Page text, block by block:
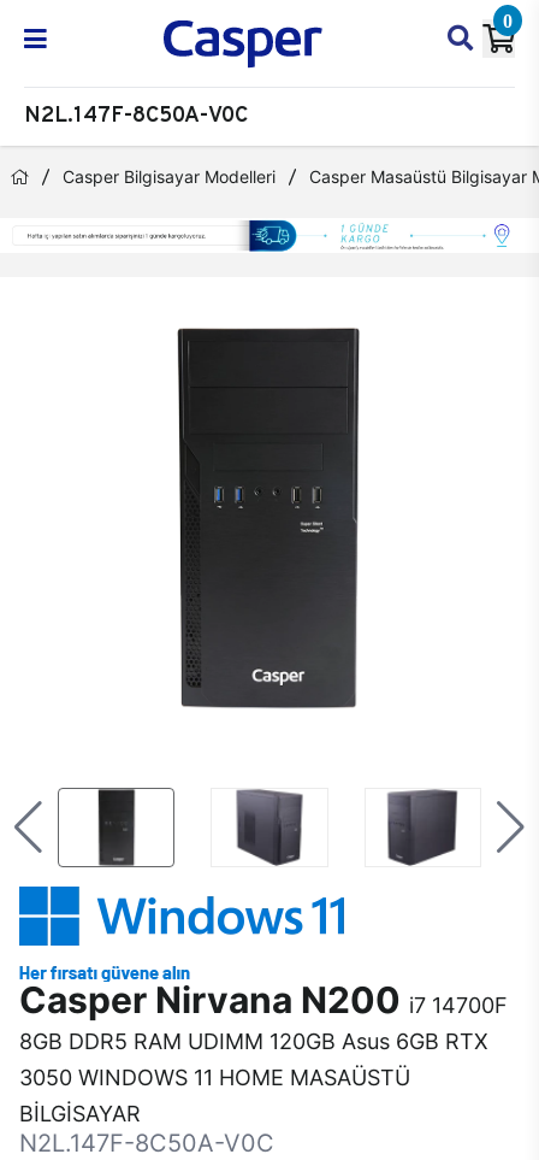
0
N2L.147F-8C50A-V0C
Casper Bilgisayar Modelleri Casper Masaüstü Bilgisayar
Casper Nirvana N200 i7 14700F
8GB DDR5 RAM UDIMM 120GB Asus 6GB RTX
3050 WINDOWS 11 HOME MASAÜSTÜ
BİLGİSAYAR
N2L.147F-8C50A-V0C